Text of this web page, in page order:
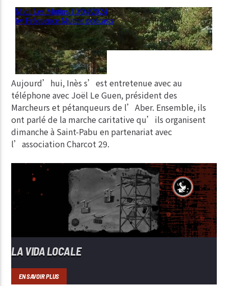
Aujourd’hui, Inès s’est entretenue avec au
téléphone avec Joël Le Guen, président des
Marcheurs et pétanqueurs de l’Aber. Ensemble, ils
ont parlé de la marche caritative qu’ils organisent
dimanche à Saint-Pabu en partenariat avec
l’association Charcot 29.
LA VIDA LOCALE
EN SAVOIR PLUS